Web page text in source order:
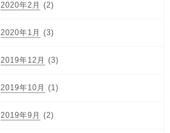
2020年2月 (2)
2020年1月 (3)
2019年12月 (3)
2019年10月 (1)
2019年9月 (2)